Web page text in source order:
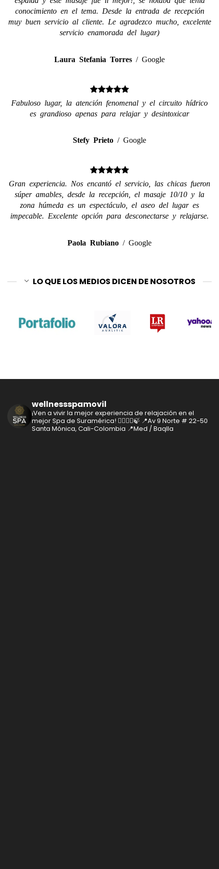
conocimiento en el tema. Desde la entrada de recepción
muy buen servicio al cliente. Le agradezco mucho, excelente
servicio enamorada del lugar)
Laura Stefania Torres / Google
Fabuloso lugar, la atención fenomenal y el circuito hídrico
es grandioso apenas para relajar y desintoxicar
Stefy Prieto / Google
Gran experiencia. Nos encantó el servicio, las chicas fueron
súper amables, desde la recepción, el masaje 10/10 y la
zona húmeda es un espectáculo, el aseo del lugar es
impecable. Excelente opción para desconectarse y relajarse.
Paola Rubiano / Google
LO QUE LOS MEDIOS DICEN DE NOSOTROS
wellnessspamovil
¡Ven a vivir la mejor experiencia de relajación en el
mejor Spa de Suramérica! 🧘‍♂️🧘‍♀️🍃 📍Av 9 Norte # 22-50
Santa Mónica, Cali-Colombia 📍Med / Baqlla